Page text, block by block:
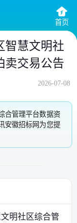
首页
智慧文明社
卖交易公告
2026-07-08
合管理平台数据资
安徽招标网为您提
明社区综合管